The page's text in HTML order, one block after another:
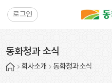
로그인
동화청과 소식
회사소개 동화청과 소식